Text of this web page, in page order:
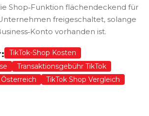
Shop‑Funktion flächendeckend für
freigeschaltet, solange
vorhanden ist.
TikTok-Shop Kosten
Transaktionsgebühr TikTok
TikTok Shop Vergleich